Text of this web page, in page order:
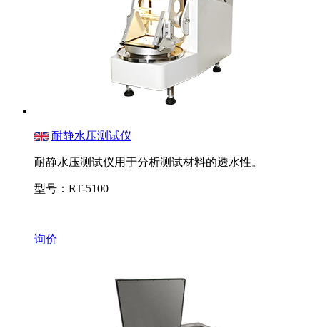
耐静水压测试仪
耐静水压测试仪用于分析测试材料的透水性。
型号：RT-5100
询价